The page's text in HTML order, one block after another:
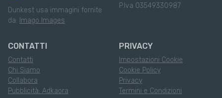
Dunkest usa immagini fornite
da: Imago Images
P.Iva 03549330987
CONTATTI
Contatti
Chi Siamo
Collabora
Pubblicità: Adkaora
PRIVACY
Impostazioni Cookie
Cookie Policy
Privacy
Termini e Condizioni